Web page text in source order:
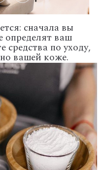
сначала вы
определят ваш
средства по уходу,
вашей коже.